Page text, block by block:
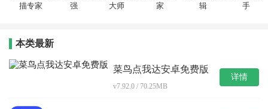
描专家
强
大师
家
辑
手
本类最新
菜鸟点我达安卓免费版
v7.92.0 / 70.25MB
详情